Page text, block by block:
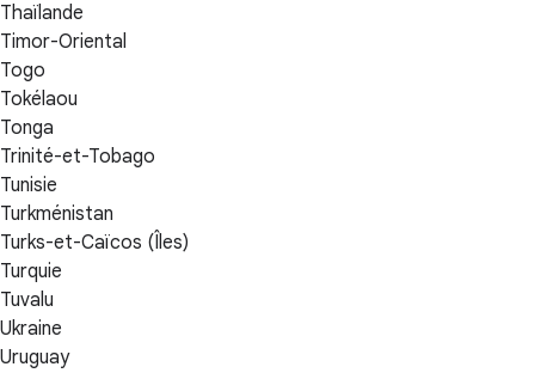
Thaïlande
Timor-Oriental
Togo
Tokélaou
Tonga
Trinité-et-Tobago
Tunisie
Turkménistan
Turks-et-Caïcos (Îles)
Turquie
Tuvalu
Ukraine
Uruguay